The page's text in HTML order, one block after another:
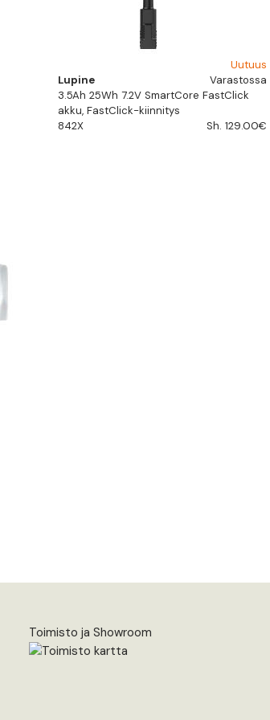
Uutuus
Lupine
Varastossa
3.5Ah 25Wh 7.2V SmartCore FastClick
akku, FastClick-kiinnitys
842X
Sh. 129.00€
Toimisto ja Showroom